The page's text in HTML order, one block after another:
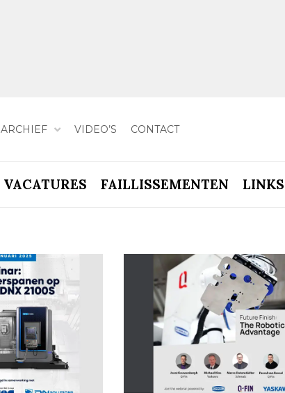
ARCHIEF VIDEO’S CONTACT
VACATURES FAILLISSEMENTEN